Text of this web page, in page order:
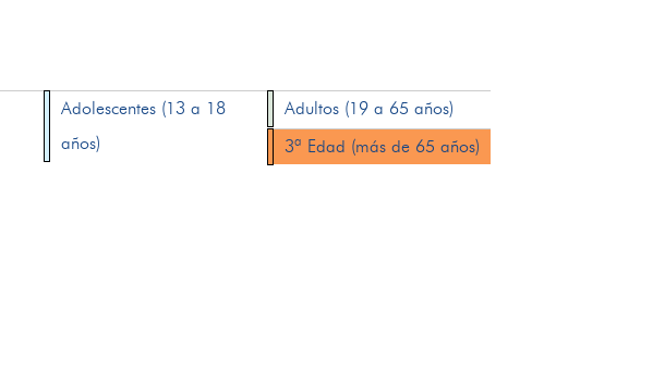
Adolescentes (13 a 18
años)
Adultos (19 a 65 años)
3ª Edad (más de 65 años)